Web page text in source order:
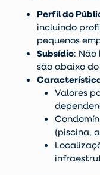
Perfil do
incluindo
pequenos
Subsídio: Não
são abaixo
Valores
(piscina,